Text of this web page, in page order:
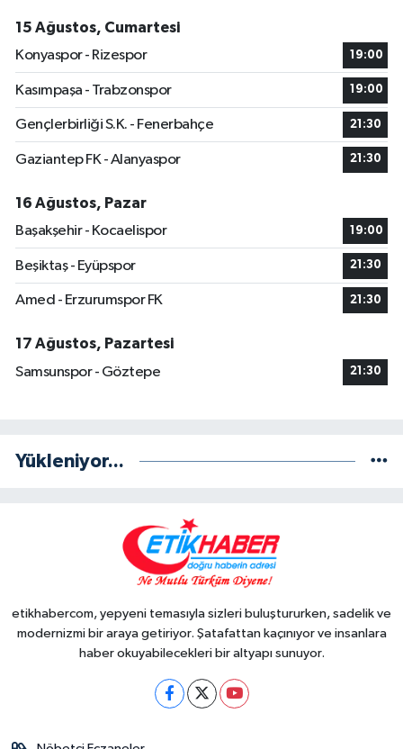
15 Ağustos, Cumartesi
Konyaspor - Rizespor
19:00
Kasımpaşa - Trabzonspor 19:00
Gençlerbirliği S.K. - Fenerbahçe 21:30
Gaziantep FK - Alanyaspor 21:30
16 Ağustos, Pazar
Başakşehir - Kocaelispor
19:00
Beşiktaş - Eyüpspor 21:30
Amed - Erzurumspor FK 21:30
17 Ağustos, Pazartesi
Samsunspor - Göztepe
21:30
Yükleniyor...
etikhabercom, yepyeni temasıyla sizleri buluştururken, sadelik ve
modernizmi bir araya getiriyor. Şatafattan kaçınıyor ve insanlara
haber okuyabilecekleri bir altyapı sunuyor.